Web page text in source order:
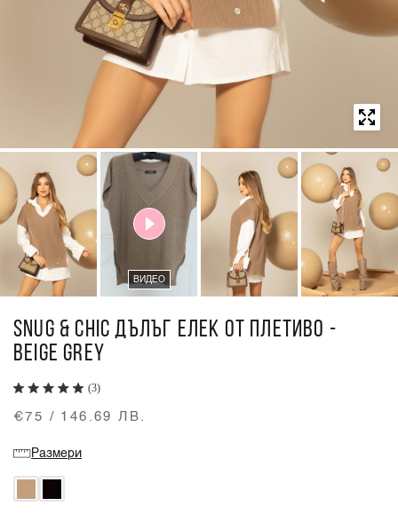
ВИДЕО
SNUG & CHIC ДЪЛЪГ ЕЛЕК ОТ ПЛЕТИВО -
BEIGE GREY
(3)
€75 / 146.69 ЛВ.
Размери